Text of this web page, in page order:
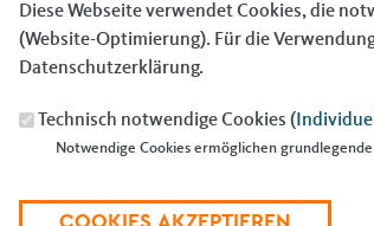
Fußbereich
ANSCHRIFT
Kreisgeschäftsstelle
Stengelstraße 5
Telefon:06824 / 9 07 46 99
Diese Webseite verwendet Cookies, die
(Website-Optimierung). Für die
Datenschutzerklärung.
Technisch notwendige Cookies (
Notwendige Cookies ermöglichen